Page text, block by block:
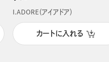
I.ADORE（アイアドア）
カートに入れる